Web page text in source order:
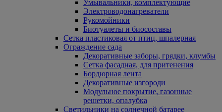
Умывальники, комплектующие
Электроводонагреватели
Рукомойники
Биотуалеты и биосоставы
Сетка пластиковая от птиц, шпалерная
Ограждение сада
Декоративные заборы, грядки, клумбы
Сетка фасадная, для притенения
Бордюрная лента
Декоративные изгороди
Модульное покрытие, газонные
решетки, опалубка
Светильники на солнечной батарее